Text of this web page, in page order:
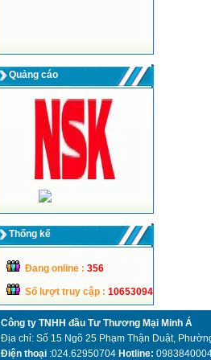
Quảng cáo
Thống kế
Đang online : 356
Số lượt truy cập : 10653094
Công ty TNHH đầu Tư Thương Mại Minh Á
Địa chỉ: Số 15 Ngõ 25 Phạm Thận Duật,
Điện thoại:024.62950704 Hotline: